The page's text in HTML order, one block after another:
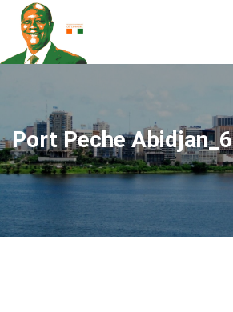
Port Peche Abidjan_6